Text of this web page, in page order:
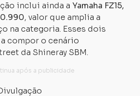
inclui ainda a Yamaha FZ15,
, valor que amplia a
na categoria. Esses dois
compor o cenário
da Shineray SBM.